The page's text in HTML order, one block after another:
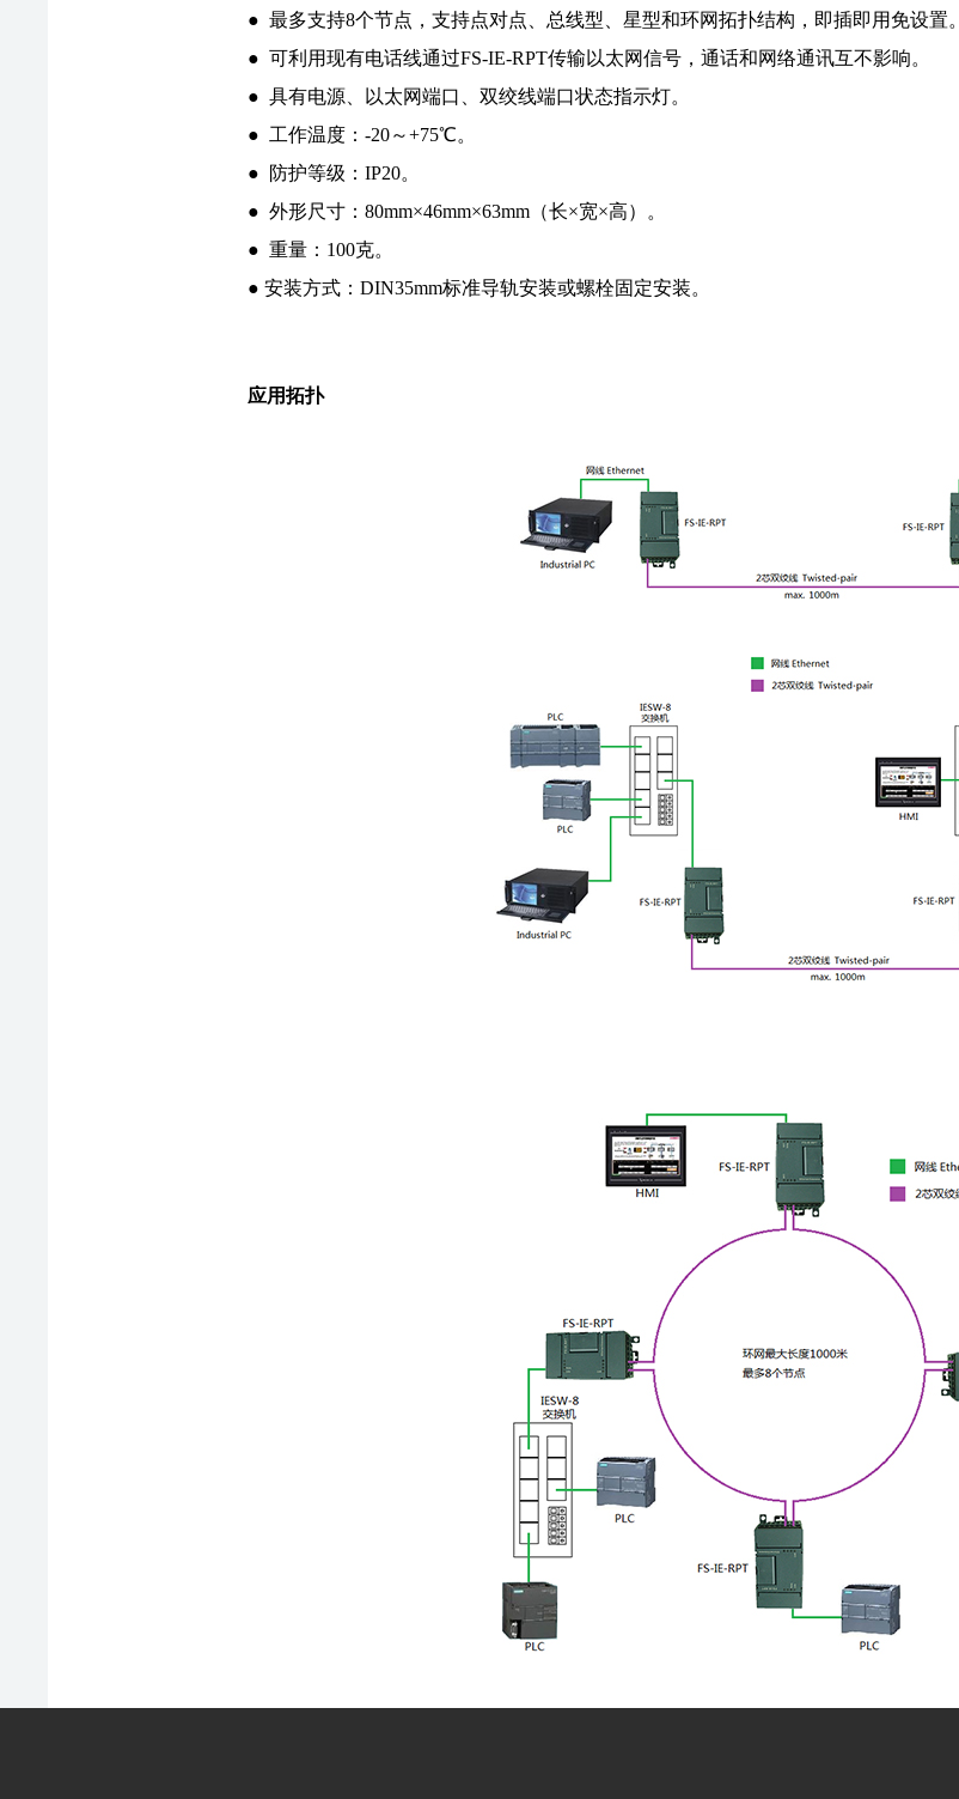
● 最多支持8个节点，支持点对点、总线型、星型和环网拓扑结构，即插即用免设置。
● 可利用现有电话线通过FS-IE-RPT传输以太网信号，通话和网络通讯互不影响。
● 具有电源、以太网端口、双绞线端口状态指示灯。
● 工作温度：-20～+75℃。
● 防护等级：IP20。
● 外形尺寸：80mm×46mm×63mm（长×宽×高）。
● 重量：100克。
● 安装方式：DIN35mm标准导轨安装或螺栓固定安装。
应用拓扑